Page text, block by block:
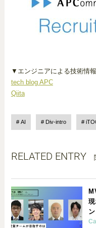
▼エンジニアによる技術情
tech blog APC
Qiita
AI Div-intro
RELATED ENTRY